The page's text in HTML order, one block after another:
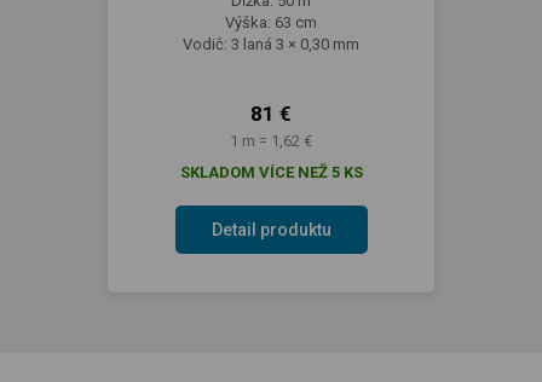
Výška: 63 cm
Vodič: 3 laná 3 × 0,30 mm
81 €
1 m = 1,62 €
SKLADOM VÍCE NEŽ 5 KS
Detail produktu